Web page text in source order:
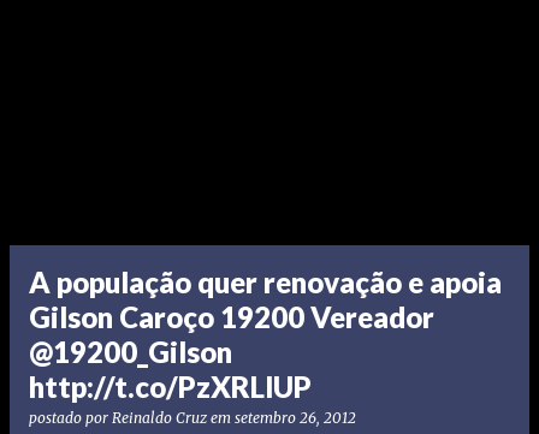
A população quer renovação e apoia
Gilson Caroço 19200 Vereador
@19200_Gilson
http://t.co/PzXRLlUP
postado por Reinaldo Cruz em setembro 26, 2012